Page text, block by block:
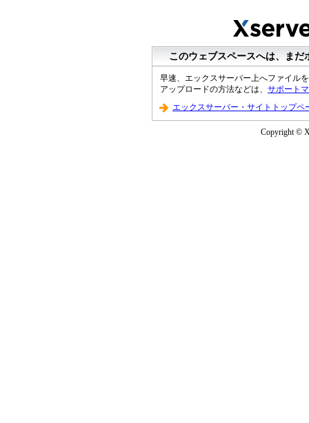
このウェブスペースへは、ま
早速、エックスサーバー上へファイル
アップロードの方法などは、 サポート
エックスサーバー・サイトトップペ
Copyright ©